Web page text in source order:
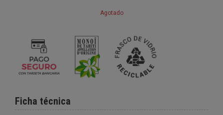
Agotado
Ficha técnica